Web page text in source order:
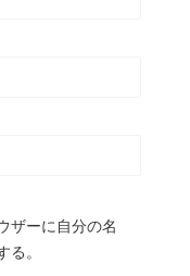
ザーに自分の名
。